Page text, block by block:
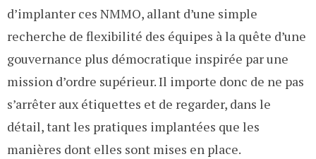
d’implanter ces NMMO, allant d’une simple
recherche de flexibilité des équipes à la quête d’une
gouvernance plus démocratique inspirée par une
mission d’ordre supérieur. Il importe donc de ne pas
s’arrêter aux étiquettes et de regarder, dans le
détail, tant les pratiques implantées que les
manières dont elles sont mises en place.